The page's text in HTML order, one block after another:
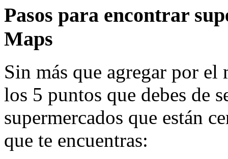
Pasos para encontrar
Maps
Sin más que agregar por el
los 5 puntos que debes de
supermercados que están
que te encuentras: